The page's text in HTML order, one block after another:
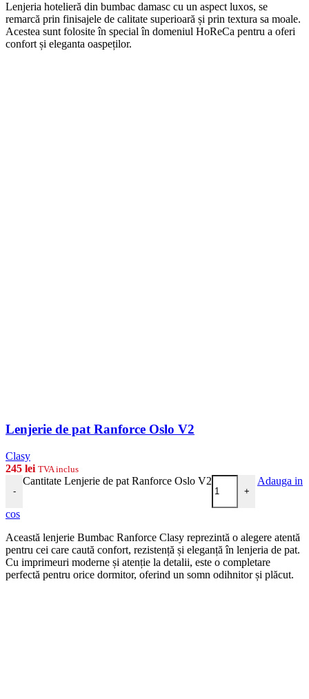
Lenjeria hotelieră din bumbac damasc cu un aspect luxos, se
remarcă prin finisajele de calitate superioară și prin textura sa moale.
Acestea sunt folosite în special în domeniul HoReCa pentru a oferi
confort și eleganta oaspeților.
Lenjerie de pat Ranforce Oslo V2
Clasy
245 lei TVA inclus
-
Cantitate Lenjerie de pat Ranforce Oslo V2
+
Adauga in
cos
Această lenjerie Bumbac Ranforce Clasy reprezintă o alegere atentă
pentru cei care caută confort, rezistență și eleganță în lenjeria de pat.
Cu imprimeuri moderne și atenție la detalii, este o completare
perfectă pentru orice dormitor, oferind un somn odihnitor și plăcut.